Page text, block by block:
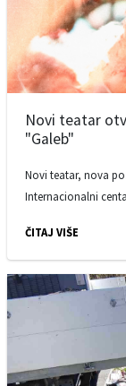
Novi teatar
"Galeb"
Novi teatar, nova
Internacionalni
ČITAJ VIŠE